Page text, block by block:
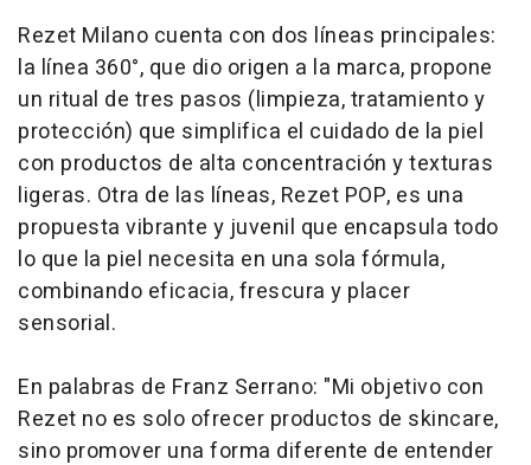
Rezet Milano cuenta con dos líneas principales:
la línea 360°, que dio origen a la marca, propone
un ritual de tres pasos (limpieza, tratamiento y
protección) que simplifica el cuidado de la piel
con productos de alta concentración y texturas
ligeras. Otra de las líneas, Rezet POP, es una
propuesta vibrante y juvenil que encapsula todo
lo que la piel necesita en una sola fórmula,
combinando eficacia, frescura y placer
sensorial.
En palabras de Franz Serrano: "Mi objetivo con
Rezet no es solo ofrecer productos de skincare,
sino promover una forma diferente de entender